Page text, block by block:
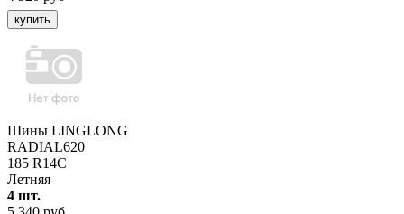
купить
Шины LINGLONG
RADIAL620
185 R14C
Летняя
4 шт.